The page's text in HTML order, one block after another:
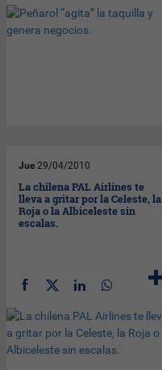
Jue 29/04/2010
La chilena PAL Airlines te
lleva a gritar por la Celeste, la
Roja o la Albiceleste sin
escalas.